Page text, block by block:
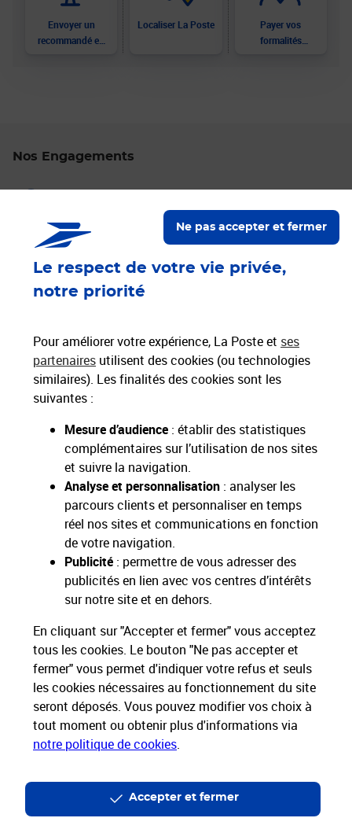
Le respect de votre vie privée,
notre priorité
Pour améliorer votre expérience, La Poste et ses
partenaires utilisent des cookies (ou technologies
similaires). Les finalités des cookies sont les
suivantes :
Mesure d’audience : établir des statistiques
complémentaires sur l’utilisation de nos sites
et suivre la navigation.
Analyse et personnalisation : analyser les
parcours clients et personnaliser en temps
réel nos sites et communications en fonction
de votre navigation.
Publicité : permettre de vous adresser des
publicités en lien avec vos centres d’intérêts
sur notre site et en dehors.
En cliquant sur "Accepter et fermer" vous acceptez
tous les cookies. Le bouton "Ne pas accepter et
fermer" vous permet d'indiquer votre refus et seuls
les cookies nécessaires au fonctionnement du site
seront déposés. Vous pouvez modifier vos choix à
tout moment ou obtenir plus d'informations via
notre politique de cookies.
Ne pas accepter et fermer
Accepter et fermer
Envoyer un
recommandé en
Localiser La Poste
Payer vos
formalités
Nos Engagements
Localiser un bureau de poste
Paiements 100% sécurisés
Nos engagements
sociétaux et environnementaux
Applications La Poste Toutes nos applications
Restons connectés
Nos Services
Nos Produits
Nos Tarifs
La Poste vous accompagne
La Poste recrute